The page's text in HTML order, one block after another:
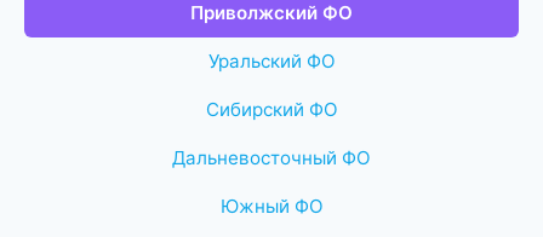
Приволжский ФО
Уральский ФО
Сибирский ФО
Дальневосточный ФО
Южный ФО